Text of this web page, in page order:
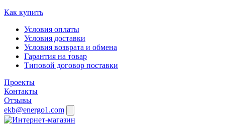
Как купить
Условия оплаты
Условия доставки
Условия возврата и обмена
Гарантия на товар
Типовой договор поставки
Проекты
Контакты
Отзывы
ekb@energo1.com